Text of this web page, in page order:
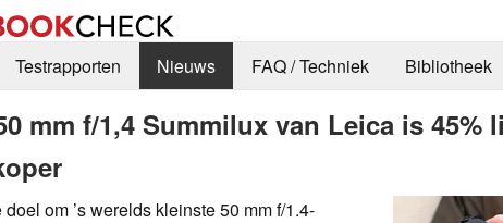
Testrapporten Nieuws FAQ / Techniek Bibliotheek
mm f/1,4 Summilux van Leica is 45%
om ’s werelds kleinste 50 mm f/1.4-